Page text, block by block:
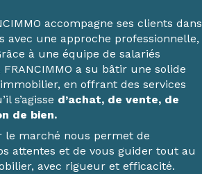
accompagne ses clients dans
avec une approche professionnelle,
à une équipe de salariés
a su bâtir une solide
en offrant des services
s’agisse d’achat, de vente, de
de bien.
le marché nous permet de
attentes et de vous guider tout au
avec rigueur et efficacité.